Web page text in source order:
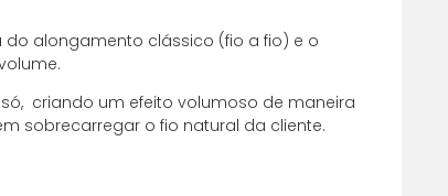
R$38,78
alongamento clássico (fio a fio) e o
só, criando um efeito volumoso de maneira
sobrecarregar o fio natural da cliente.